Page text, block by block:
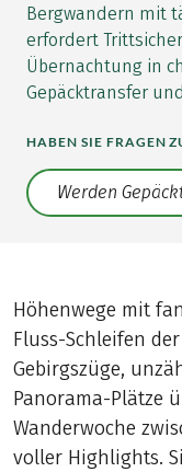
Bergwandern mit
erfordert
Übernachtung in
Gepäcktransfer
HABEN SIE FRAGEN
Translate:
Höhenwege mit
Fluss-Schleifen
Gebirgszüge,
Panorama-Plätze
Wanderwoche
voller Highlights.